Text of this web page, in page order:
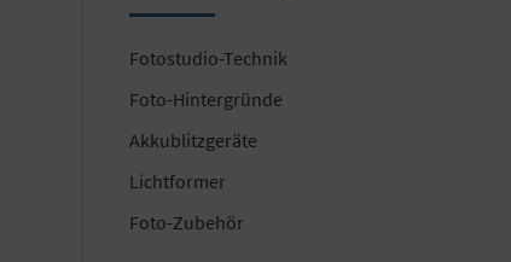
Fotostudio-Technik
Foto-Hintergründe
Akkublitzgeräte
Lichtformer
Foto-Zubehör